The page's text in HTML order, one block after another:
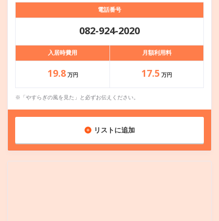
電話番号
082-924-2020
入居時費用 月額利用料
19.8 万円 17.5 万円
※「やすらぎの風を見た」と必ずお伝えください。
リストに追加